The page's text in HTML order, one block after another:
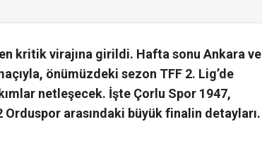
kritik virajına girildi. Hafta sonu Ankara ve
önümüzdeki sezon TFF 2. Lig’de
netleşecek. İşte Çorlu Spor 1947,
arasındaki büyük finalin detayları.